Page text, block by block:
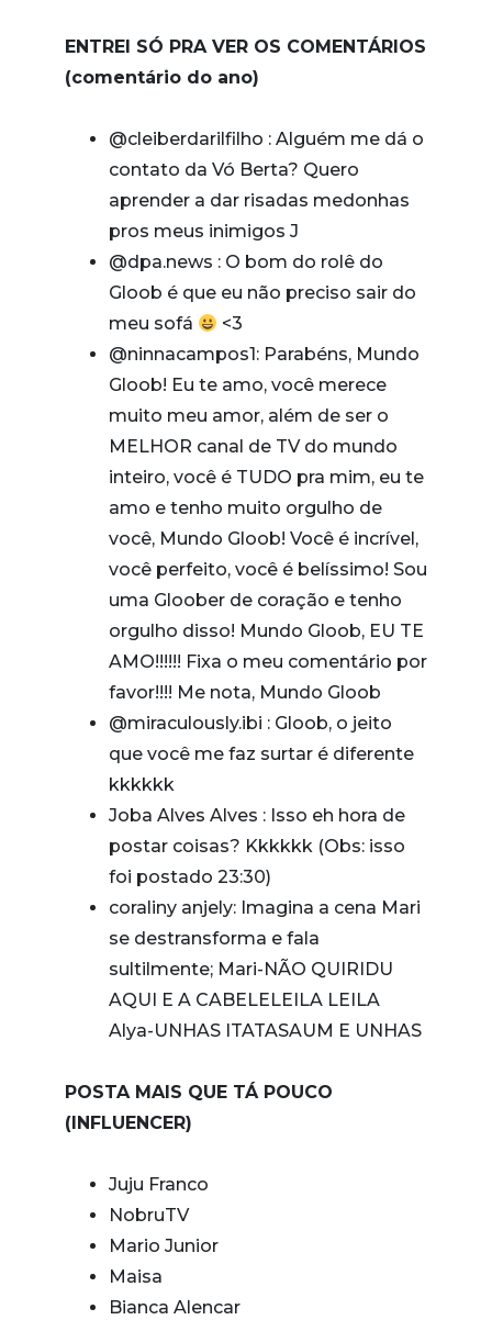
ENTREI SÓ PRA VER OS COMENTÁRIOS
(comentário do ano)
@cleiberdarilfilho : Alguém me dá o
contato da Vó Berta? Quero
aprender a dar risadas medonhas
pros meus inimigos J
@dpa.news : O bom do rolê do
Gloob é que eu não preciso sair do
meu sofá
<3
@ninnacampos1: Parabéns, Mundo
Gloob! Eu te amo, você merece
muito meu amor, além de ser o
MELHOR canal de TV do mundo
inteiro, você é TUDO pra mim, eu te
amo e tenho muito orgulho de
você, Mundo Gloob! Você é incrível,
você perfeito, você é belíssimo! Sou
uma Gloober de coração e tenho
orgulho disso! Mundo Gloob, EU TE
AMO!!!!!! Fixa o meu comentário por
favor!!!! Me nota, Mundo Gloob
@miraculously.ibi : Gloob, o jeito
que você me faz surtar é diferente
kkkkkk
Joba Alves Alves : Isso eh hora de
postar coisas? Kkkkkk (Obs: isso
foi postado 23:30)
coraliny anjely: Imagina a cena Mari
se destransforma e fala
sultilmente; Mari-NÃO QUIRIDU
AQUI E A CABELELEILA LEILA
Alya-UNHAS ITATASAUM E UNHAS
POSTA MAIS QUE TÁ POUCO
(INFLUENCER)
Juju Franco
NobruTV
Mario Junior
Maisa
Bianca Alencar